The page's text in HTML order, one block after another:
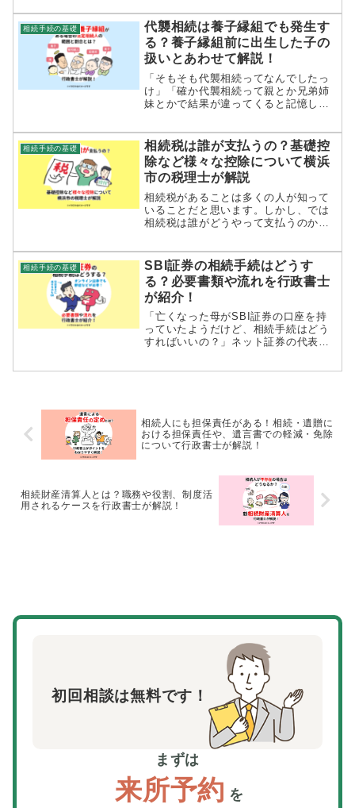
知りたい！」祭祀承継者とは、お墓や
仏壇などの祭祀財産を承継する人を意
味...
相続手続の基礎
代襲相続は養子縁組でも発生す
る？養子縁組前に出生した子の
扱いとあわせて解説！
「そもそも代襲相続ってなんでしたっ
け」「確か代襲相続って親とか兄弟姉
妹とかで結果が違ってくると記憶して
子縁組を結ぶこともあります。この養
子縁組を結ぶタイミングによって、代
襲...
相続手続の基礎
相続税は誰が支払うの？基礎控
除など様々な控除について横浜
市の税理士が解説
相続税があることは多くの人が知って
いることだと思います。しかし、では
相続税は誰がどうやって支払うのか？
んな控除があるのか？などを熟知して
いる方は珍しいと思います。今回はそ
んな相続税について、いくつかの控除
に触れながら、解説してみました。
相続手続の基礎
SBI証券の相続手続はどうす
る？必要書類や流れを行政書士
が紹介！
「亡くなった母がSBI証券の口座を持
っていたようだけど、相続手続はどう
すればいいの？」ネット証券の代表格
相続人にも担保責任がある！相続・遺贈に
おける担保責任や、遺言書での軽減・免除
について行政書士が解説！
相続財産清算人とは？職務や役割、制度活
用されるケースを行政書士が解説！
初回相談は無料です！
まずは
来所予約 を